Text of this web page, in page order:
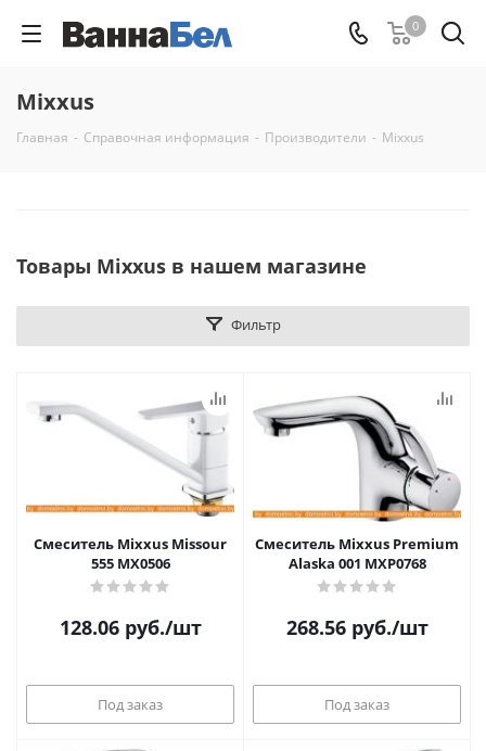
0
Mixxus
Главная - Справочная информация - Производители - Mixxus
Товары Mixxus в нашем магазине
Фильтр
Смеситель Mixxus Missour
555 MX0506
128.06руб./шт
Под заказ
Смеситель Mixxus Premium
Alaska 001 MXP0768
268.56руб./шт
Под заказ